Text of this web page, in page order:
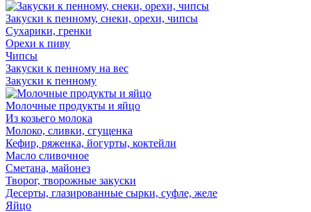
Закуски к пенному, снеки, орехи, чипсы
Сухарики, гренки
Орехи к пиву
Чипсы
Закуски к пенному на вес
Закуски к пенному
Молочные продукты и яйцо
Из козьего молока
Молоко, сливки, сгущенка
Кефир, ряженка, йогурты, коктейли
Масло сливочное
Сметана, майонез
Творог, творожные закуски
Десерты, глазированные сырки, суфле, желе
Яйцо